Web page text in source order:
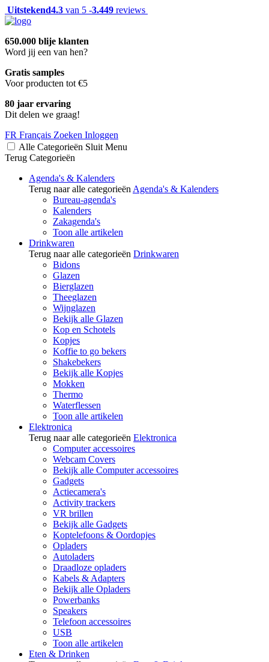
Uitstekend4.3 van 5 -3.449 reviews
650.000 blije klanten
Word jij een van hen?
Gratis samples
Voor producten tot €5
80 jaar ervaring
Dit delen we graag!
FR Français Zoeken Inloggen
Alle Categorieën Sluit Menu
Terug Categorieën
Agenda's & Kalenders
Terug naar alle categorieën Agenda's & Kalenders
Bureau-agenda's
Kalenders
Zakagenda's
Toon alle artikelen
Drinkwaren
Terug naar alle categorieën Drinkwaren
Bidons
Glazen
Bierglazen
Theeglazen
Wijnglazen
Bekijk alle Glazen
Kop en Schotels
Kopjes
Koffie to go bekers
Shakebekers
Bekijk alle Kopjes
Mokken
Thermo
Waterflessen
Toon alle artikelen
Elektronica
Terug naar alle categorieën Elektronica
Computer accessoires
Webcam Covers
Bekijk alle Computer accessoires
Gadgets
Actiecamera's
Activity trackers
VR brillen
Bekijk alle Gadgets
Koptelefoons & Oordopjes
Opladers
Autoladers
Draadloze opladers
Kabels & Adapters
Bekijk alle Opladers
Powerbanks
Speakers
Telefoon accessoires
USB
Toon alle artikelen
Eten & Drinken